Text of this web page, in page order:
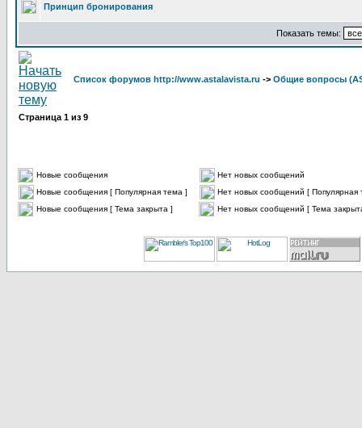
Принцип бронирования
Показать темы:
Список форумов http://www.astalavista.ru -> Общие вопросы
Страница 1 из 9
Новые сообщения
Нет новых сообщений
Новые сообщения [ Популярная тема ]
Нет новых сообщений [ Популярная
Новые сообщения [ Тема закрыта ]
Нет новых сообщений [ Тема